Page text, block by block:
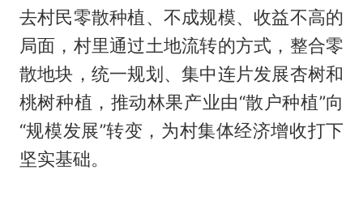
去村民零散种植、不成规模、收益不高的
局面，村里通过土地流转的方式，整合零
散地块，统一规划、集中连片发展杏树和
桃树种植，推动林果产业由“散户种植”向
“规模发展”转变，为村集体经济增收打下
坚实基础。